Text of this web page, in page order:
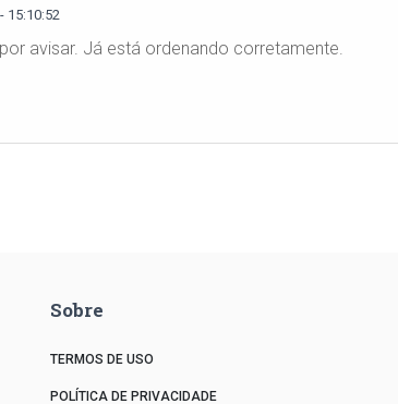
15:10:52
avisar. Já está ordenando corretamente.
Sobre
TERMOS DE USO
POLÍTICA DE PRIVACIDADE